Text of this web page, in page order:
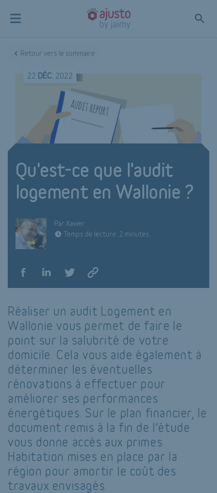
Retour vers le sommaire
22 DÉC. 2022
Qu'est-ce que l'audit
logement en Wallonie ?
Par Xavier
Temps de lecture: 2 minutes
Réaliser un audit Logement en
Wallonie vous permet de faire le
point sur la salubrité de votre
domicile. Cela vous aide également à
déterminer les éventuelles
rénovations à effectuer pour
améliorer ses performances
énergétiques. Sur le plan financier, le
document remis à la fin de l’étude
vous donne accès aux primes
Habitation mises en place par la
région pour amortir le coût des
travaux envisagés.